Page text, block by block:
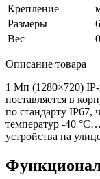
Крепление
Размеры
Вес
Описание товара
1 Мп (1280×720)
поставляется в
по стандарту IP67,
температур -40
устройства на